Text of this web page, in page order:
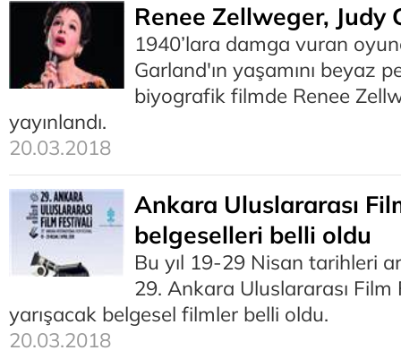
Renee Zellweger, Judy
1940’lara damga vuran
Garland'ın yaşamını beyaz
biyografik filmde Renee
yayınlandı.
20.03.2018
Ankara Uluslararası
belgeselleri belli oldu
Bu yıl 19-29 Nisan tarihleri
29. Ankara Uluslararası Film
yarışacak belgesel filmler belli oldu.
20.03.2018